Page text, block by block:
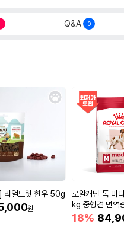
Q&A 0
리얼트릿 한우 50g
원
로얄캐닌 독 미
kg 중형견 면역
18%